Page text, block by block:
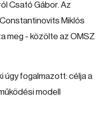
Csató Gábor. Az
Miklós
meg - közölte az OMSZ
fogalmazott: célja a
modell